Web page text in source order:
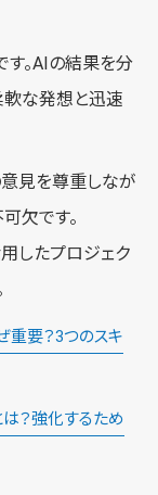
。AIの結果を分
軟な発想と迅速
意見を尊重しなが
欠です。
したプロジェク
重要？3つのスキ
？強化するため